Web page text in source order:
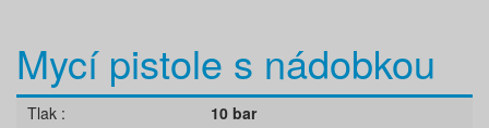
Mycí pistole s nádobkou
Tlak
10 bar